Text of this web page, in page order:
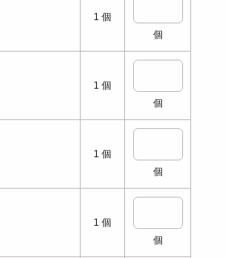
1 個
個
1 個
個
1 個
個
1 個
個